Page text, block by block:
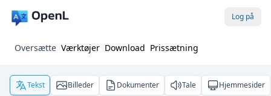
Log på
Oversætte Værktøjer Download Prissætning
Tekst Billeder Dokumenter Tale Hjemmesider